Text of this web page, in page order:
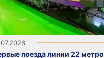
поезда линии 22 метро